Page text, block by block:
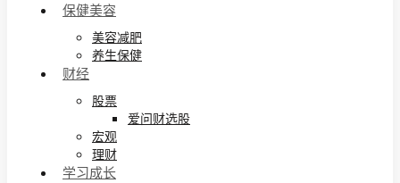
保健美容
美容减肥
养生保健
财经
股票
爱问财选股
宏观
理财
学习成长